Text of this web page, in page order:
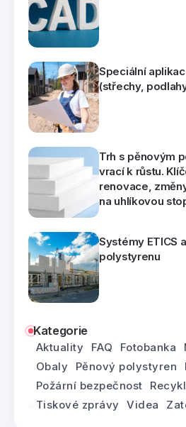
Speciální
(střechy,
Trh s pěnovým
vrací k růstu.
renovace,
na uhlíkovou
Systémy ETICS
polystyrenu
Kategorie
Aktuality FAQ Fotobanka
Obaly
Pěnový polystyren
Požární bezpečnost
Tiskové zprávy
Videa